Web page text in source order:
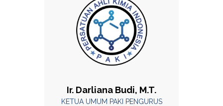
Ir. Darliana Budi, M.T.
KETUA UMUM PAKI PENGURUS